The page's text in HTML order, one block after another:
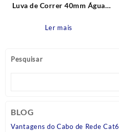
Pesquisar
BLOG
Vantagens do Cabo de Rede Cat6
Luva de Correr 40mm Água
Ler mais